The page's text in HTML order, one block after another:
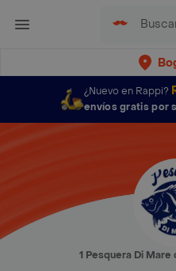
¿Nuevo en Rappi?
envíos gratis por
1 Pesquera Di